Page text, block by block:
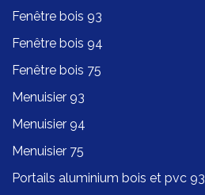
Fenêtre bois 93
Fenêtre bois 94
Fenêtre bois 75
Menuisier 93
Menuisier 94
Menuisier 75
Portails aluminium bois et pvc 93